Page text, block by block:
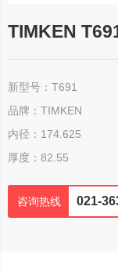
TIMKEN
新型号：T691
品牌：TIMKEN
内径：174.625
厚度：82.55
咨询热线 021-